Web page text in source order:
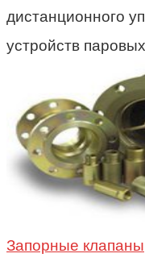
дистанционного
устройств
Запорные клапаны